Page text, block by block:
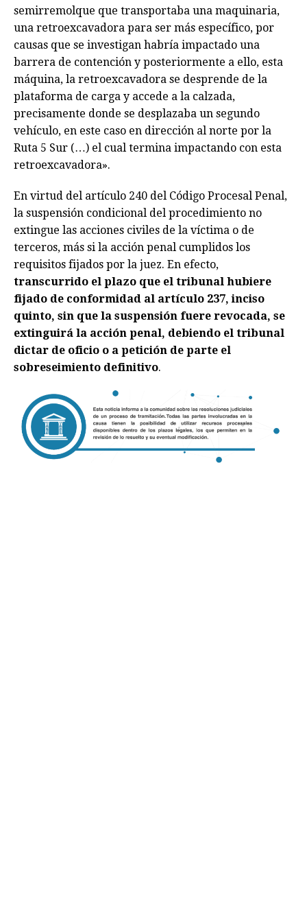
semirremolque que transportaba una maquinaria,
una retroexcavadora para ser más específico, por
causas que se investigan habría impactado una
barrera de contención y posteriormente a ello, esta
máquina, la retroexcavadora se desprende de la
plataforma de carga y accede a la calzada,
precisamente donde se desplazaba un segundo
vehículo, en este caso en dirección al norte por la
Ruta 5 Sur (…) el cual termina impactando con esta
retroexcavadora».
En virtud del artículo 240 del Código Procesal Penal,
la suspensión condicional del procedimiento no
extingue las acciones civiles de la víctima o de
terceros, más si la acción penal cumplidos los
requisitos fijados por la juez. En efecto,
transcurrido el plazo que el tribunal hubiere
fijado de conformidad al artículo 237, inciso
quinto, sin que la suspensión fuere revocada, se
extinguirá la acción penal, debiendo el tribunal
dictar de oficio o a petición de parte el
sobreseimiento definitivo.